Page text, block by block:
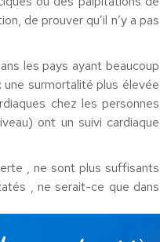
de prouver qu’il n’y a pas
les pays ayant beaucoup
: une surmortalité plus élevée
chez les personnes
ont un suivi cardiaque
, ne sont plus suffisants
, ne serait-ce que dans
dire autrement » et qui le